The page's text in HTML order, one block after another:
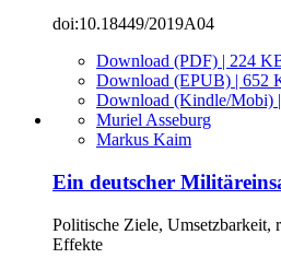
doi:10.18449/2019A04
Download (PDF) | 224
Download (EPUB) | 652
Download (Kindle/Mobi)
Muriel Asseburg
Markus Kaim
Ein deutscher
Politische Ziele, Umsetzbarkeit,
Effekte